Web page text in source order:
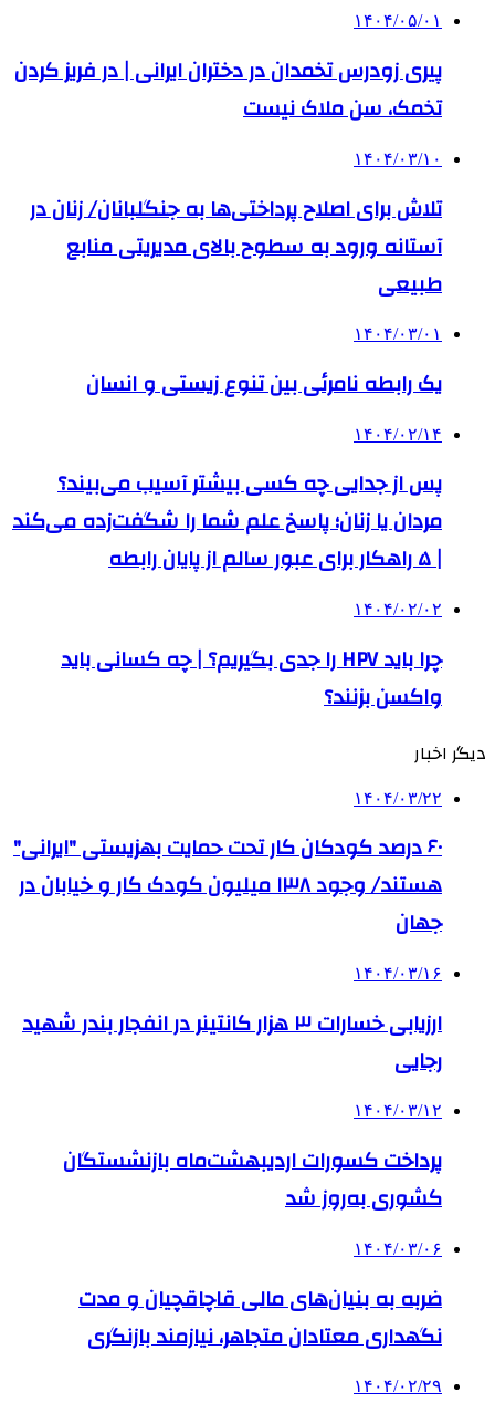
۱۴۰۴/۰۵/۰۱
پیری زودرس تخمدان در دختران ایرانی | در فریز کردن
تخمک، سن ملاک نیست
۱۴۰۴/۰۳/۱۰
تلاش برای اصلاح پرداختی‌ها به جنگلبانان/ زنان در
آستانه ورود به سطوح بالای مدیریتی منابع
طبیعی
۱۴۰۴/۰۳/۰۱
یک رابطه نامرئی بین تنوع زیستی و انسان
۱۴۰۴/۰۲/۱۴
پس از جدایی چه کسی بیشتر آسیب می‌بیند؟
مردان یا زنان؛ پاسخ علم شما را شگفت‌زده می‌کند
| ۵ راهکار برای عبور سالم از پایان رابطه
۱۴۰۴/۰۲/۰۲
چرا باید HPV را جدی بگیریم؟ | چه کسانی باید
واکسن بزنند؟
دیگر اخبار
۱۴۰۴/۰۳/۲۲
۶۰ درصد کودکان کار تحت حمایت بهزیستی "ایرانی"
هستند/ وجود ۱۳۸ میلیون کودک کار و خیابان در
جهان
۱۴۰۴/۰۳/۱۶
ارزیابی خسارات ۳ هزار کانتینر در انفجار بندر شهید
رجایی
۱۴۰۴/۰۳/۱۲
پرداخت کسورات اردیبهشت‌ماه بازنشستگان
کشوری به‌روز شد
۱۴۰۴/۰۳/۰۶
ضربه به بنیان‌های مالی قاچاقچیان و مدت
نگهداری معتادان متجاهر، نیازمند بازنگری
۱۴۰۴/۰۲/۲۹